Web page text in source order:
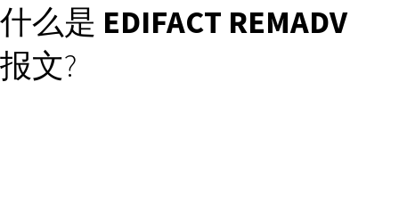
什么是 EDIFACT REMADV
报文?